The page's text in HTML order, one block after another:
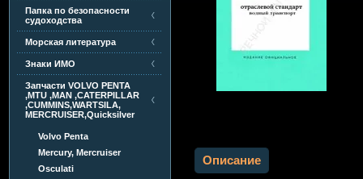
Описание
Папка по безопасности
судоходства
Морская литература
Знаки ИМО
Запчасти VOLVO PENTA
,MTU ,MAN ,CATERPILLAR
,CUMMINS,WARTSILA,
MERCRUISER,Quicksilver
Volvo Penta
Mercury, Mercruiser
Osculati